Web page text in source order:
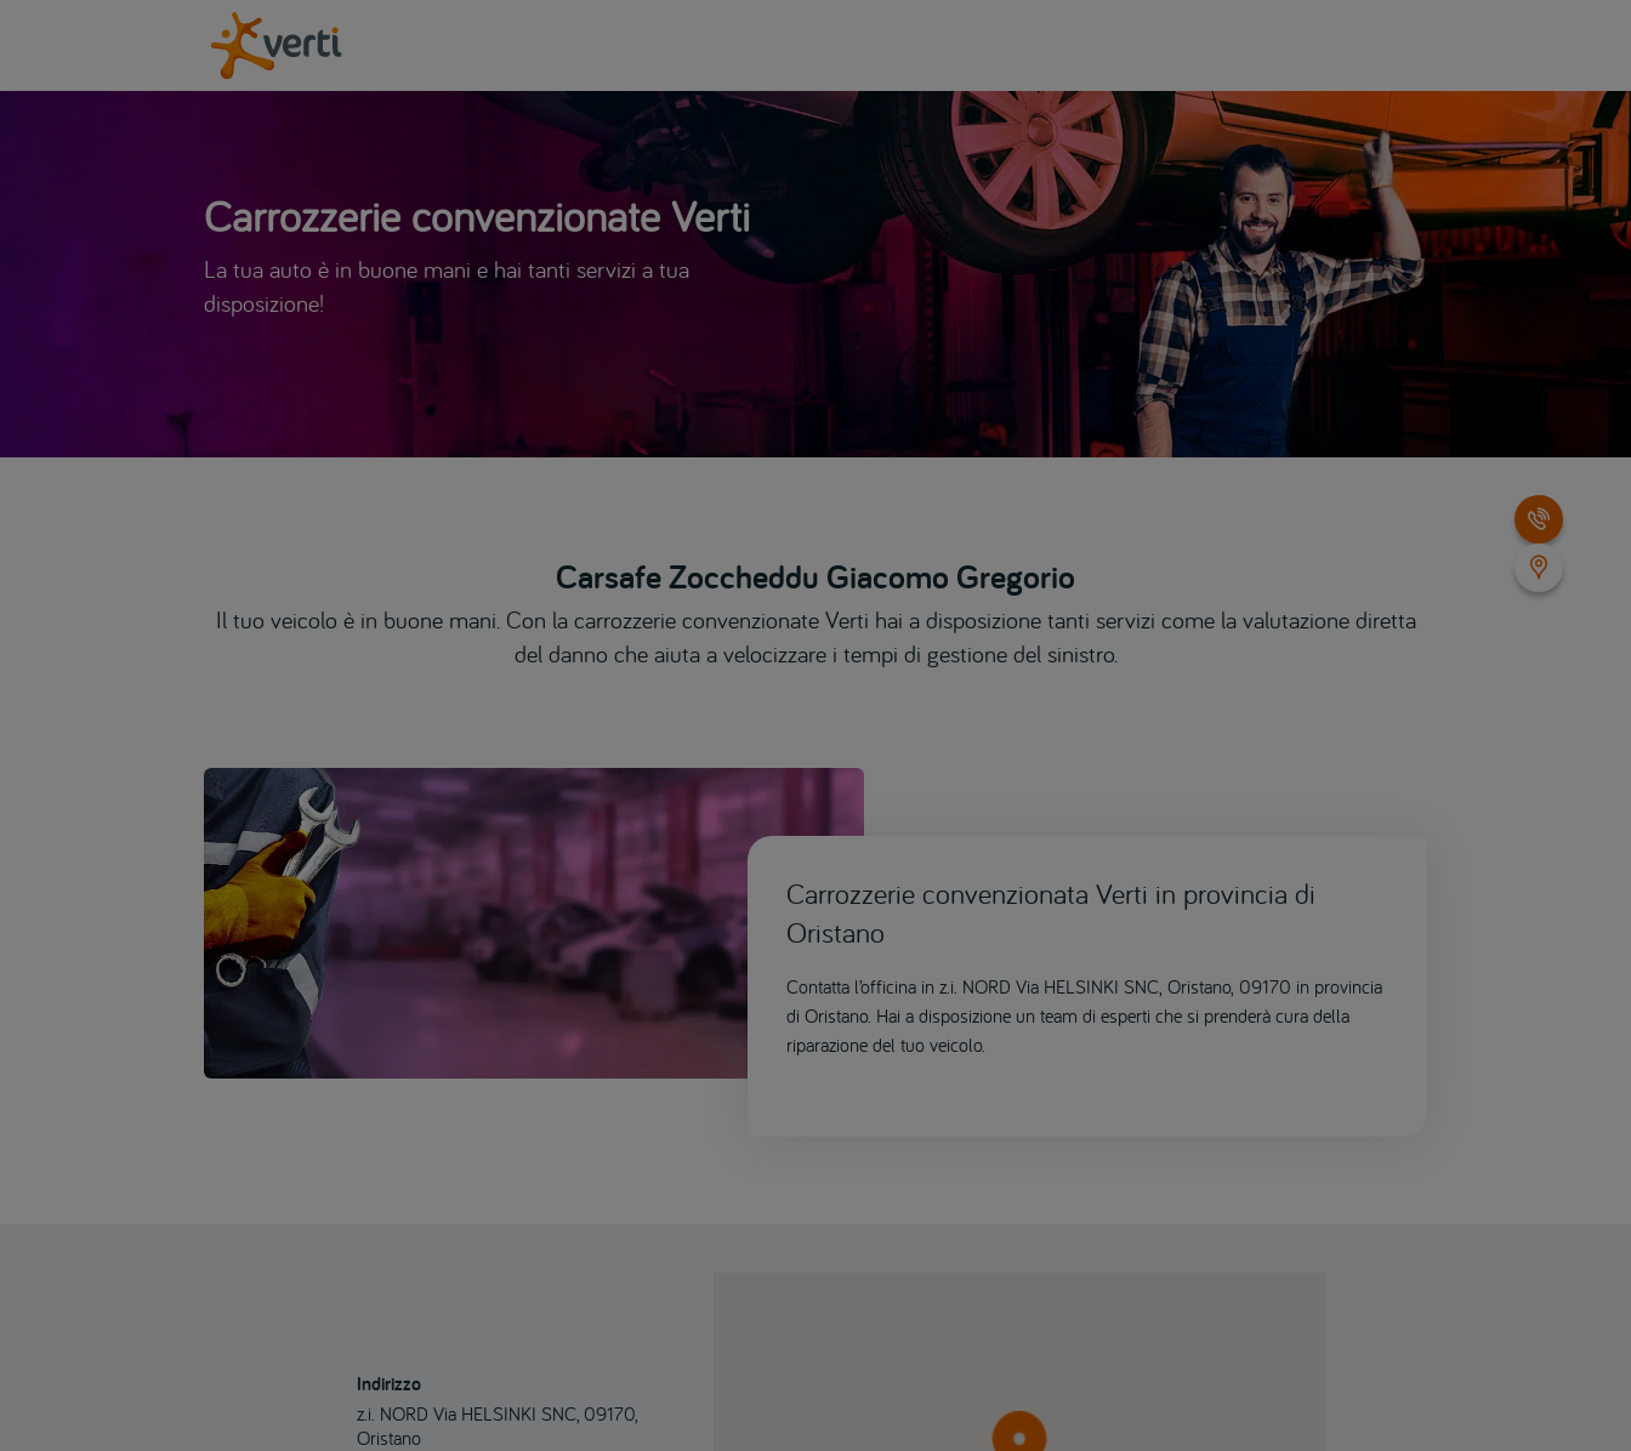
Carrozzerie convenzionate Verti
La tua auto è in buone mani e hai tanti servizi a tua
disposizione!
Carsafe Zoccheddu Giacomo Gregorio
Il tuo veicolo è in buone mani. Con la carrozzerie convenzionate Verti hai a disposizione tanti servizi come la valutazione diretta
del danno che aiuta a velocizzare i tempi di gestione del sinistro.
Carrozzerie convenzionata Verti in provincia di
Oristano
Contatta l’officina in z.i. NORD Via HELSINKI SNC, Oristano, 09170 in provincia
di Oristano. Hai a disposizione un team di esperti che si prenderà cura della
riparazione del tuo veicolo.
Indirizzo
z.i. NORD Via HELSINKI SNC, 09170,
Oristano